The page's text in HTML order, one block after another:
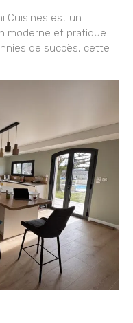
Cuisines est un
moderne et pratique.
de succès, cette